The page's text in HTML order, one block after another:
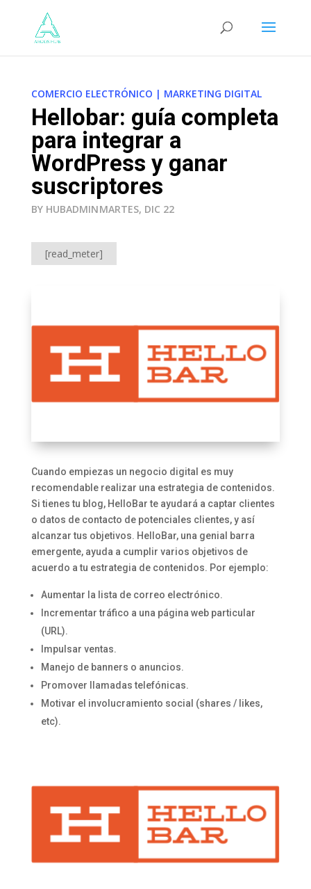
COMERCIO ELECTRÓNICO | MARKETING DIGITAL
Hellobar: guía completa
para integrar a
WordPress y ganar
suscriptores
BY HUBADMINMARTES, DIC 22
[read_meter]
Cuando empiezas un negocio digital es muy
recomendable realizar una estrategia de contenidos.
Si tienes tu blog, HelloBar te ayudará a captar clientes
o datos de contacto de potenciales clientes, y así
alcanzar tus objetivos. HelloBar, una genial barra
emergente, ayuda a cumplir varios objetivos de
acuerdo a tu estrategia de contenidos. Por ejemplo:
Aumentar la lista de correo electrónico.
Incrementar tráfico a una página web particular
(URL).
Impulsar ventas.
Manejo de banners o anuncios.
Promover llamadas telefónicas.
Motivar el involucramiento social (shares / likes,
etc).